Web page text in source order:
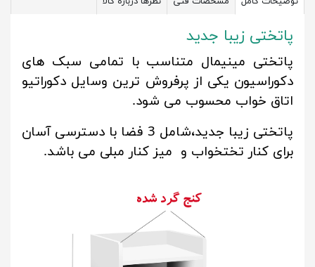
پاتختی زیبا جدید
پاتختی مینیمال متناسب با تمامی سبک های
دکوراسیون یکی از پرفروش ترین وسایل دکوراتیو
اتاق خواب محسوب می شود.
پاتختی زیبا جدید،شامل 3 فضا با دسترسی آسان
برای کنار تختخواب و میز کنار مبلی می باشد.